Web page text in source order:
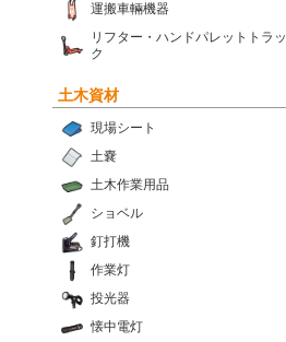
運搬車輛機器
リフター・ハンドパレットトラッ
ク
土木資材
現場シート
土嚢
土木作業用品
ショベル
釘打機
作業灯
投光器
懐中電灯